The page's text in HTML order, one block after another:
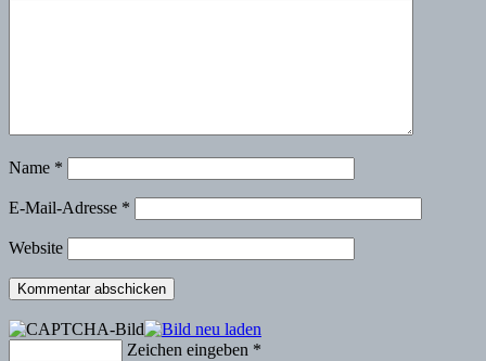
Name *
E-Mail-Adresse *
Website
Zeichen eingeben *